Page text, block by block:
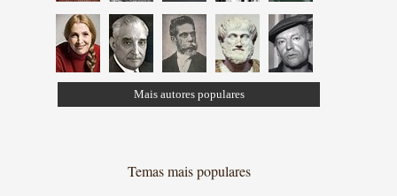
Mais autores populares
Temas mais populares